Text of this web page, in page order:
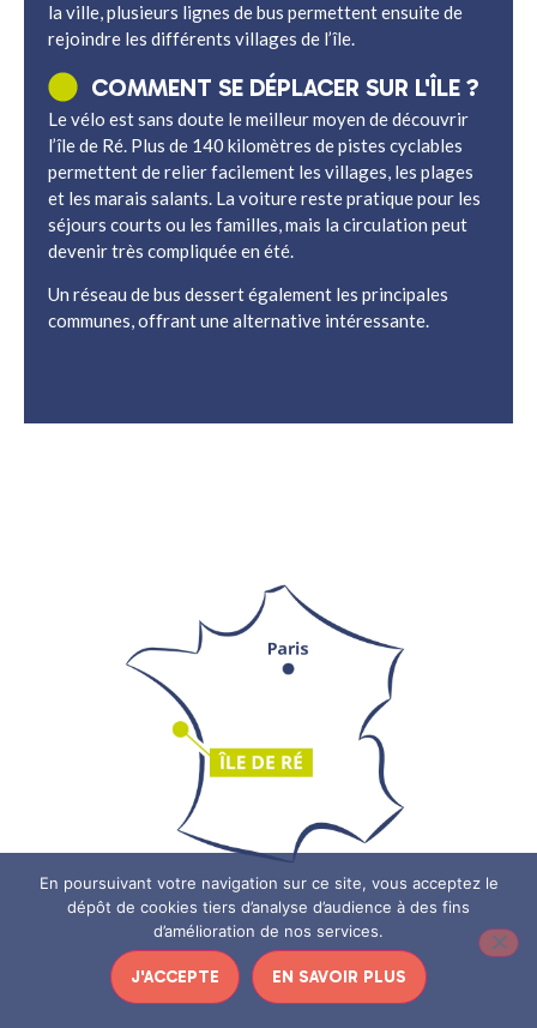
la ville, plusieurs lignes de bus permettent ensuite de
rejoindre les différents villages de l’île.
COMMENT SE DÉPLACER SUR L'ÎLE ?
Le vélo est sans doute le meilleur moyen de découvrir
l’île de Ré. Plus de 140 kilomètres de pistes cyclables
permettent de relier facilement les villages, les plages
et les marais salants. La voiture reste pratique pour les
séjours courts ou les familles, mais la circulation peut
devenir très compliquée en été.
Un réseau de bus dessert également les principales
communes, offrant une alternative intéressante.
En poursuivant votre navigation sur ce site, vous acceptez le
dépôt de cookies tiers d’analyse d’audience à des fins
d’amélioration de nos services.
J'ACCEPTE EN SAVOIR PLUS